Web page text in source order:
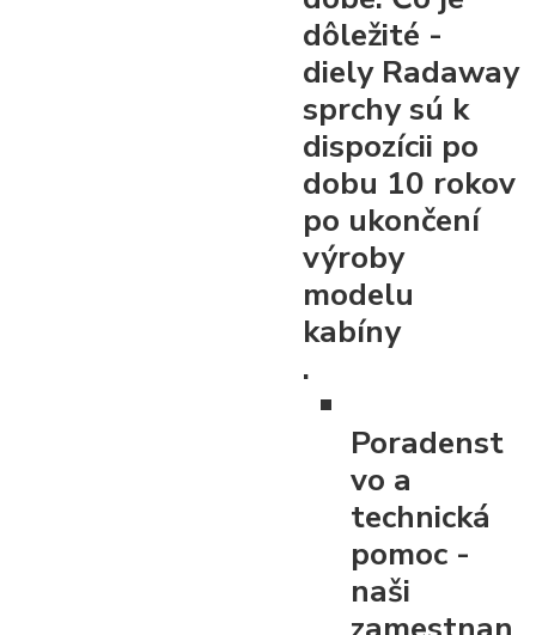
dôležité -
diely Radaway
sprchy sú k
dispozícii po
dobu 10 rokov
po ukončení
výroby
modelu
kabíny
.
Poradenst
vo a
technická
pomoc -
naši